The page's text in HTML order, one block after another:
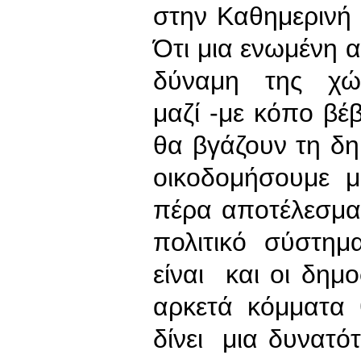
στην
Ότι μια ενωμένη
δύναμη της
μαζί -με κόπο
θα βγάζουν τη
οικοδομήσουμε
πέρα αποτέλεσμα
πολιτικό
είναι και οι
αρκετά
δίνει μια